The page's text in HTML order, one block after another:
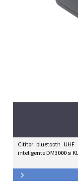
Cititor bluetooth
inteligente DM3000 si